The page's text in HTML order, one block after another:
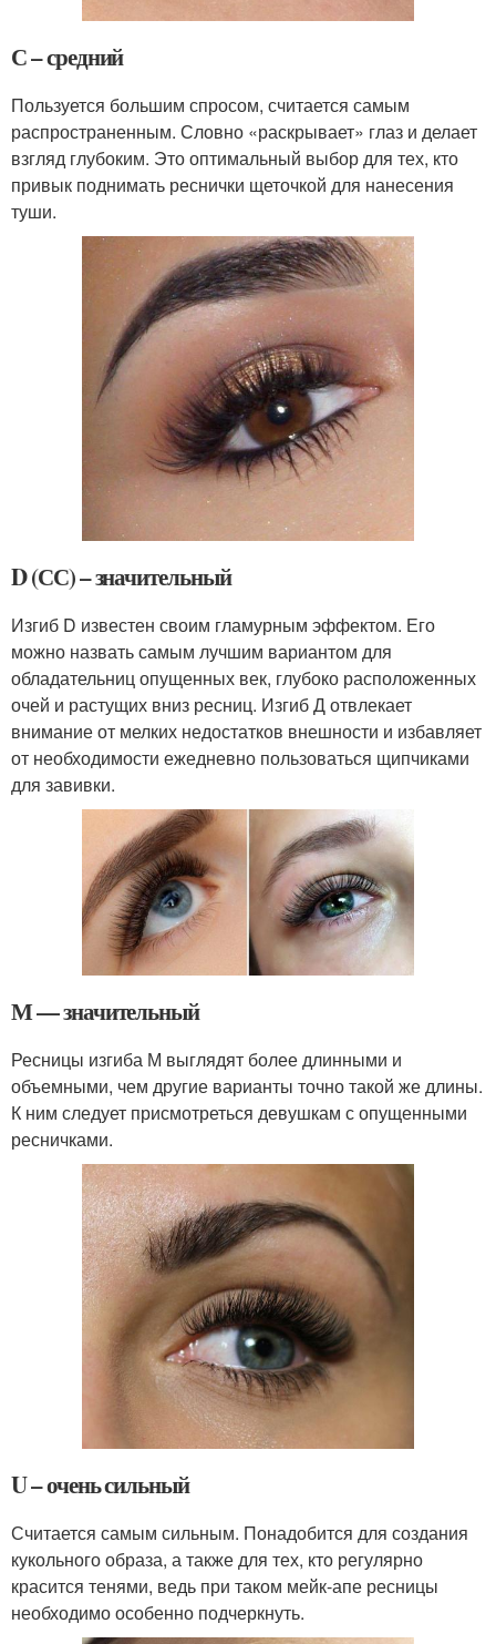
С – средний
Пользуется большим спросом, считается самым
распространенным. Словно «раскрывает» глаз и делает
взгляд глубоким. Это оптимальный выбор для тех, кто
привык поднимать реснички щеточкой для нанесения
туши.
D (СС) – значительный
Изгиб D известен своим гламурным эффектом. Его
можно назвать самым лучшим вариантом для
обладательниц опущенных век, глубоко расположенных
очей и растущих вниз ресниц. Изгиб Д отвлекает
внимание от мелких недостатков внешности и избавляет
от необходимости ежедневно пользоваться щипчиками
для завивки.
М — значительный
Ресницы изгиба М выглядят более длинными и
объемными, чем другие варианты точно такой же длины.
К ним следует присмотреться девушкам с опущенными
ресничками.
U – очень сильный
Считается самым сильным. Понадобится для создания
кукольного образа, а также для тех, кто регулярно
красится тенями, ведь при таком мейк-апе ресницы
необходимо особенно подчеркнуть.